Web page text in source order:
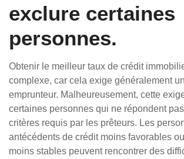
exclure certaines
personnes.
Obtenir le meilleur taux de crédit
complexe, car cela exige généralement
emprunteur. Malheureusement, cette
certaines personnes qui ne répondent
critères requis par les prêteurs. Les
antécédents de crédit moins favorables
moins stables peuvent rencontrer des